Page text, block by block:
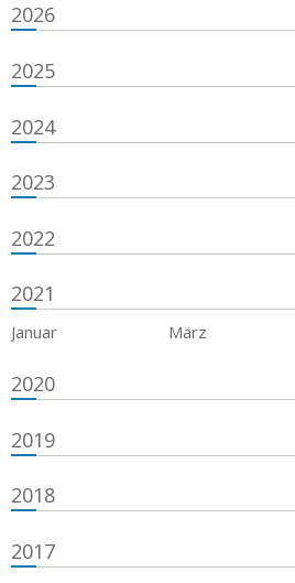
2026
2025
2024
2023
2022
2021
Januar März
2020
2019
2018
2017